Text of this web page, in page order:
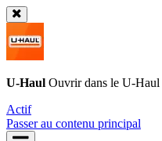
U-Haul Ouvrir dans le U-Haul
Actif
Passer au contenu principal